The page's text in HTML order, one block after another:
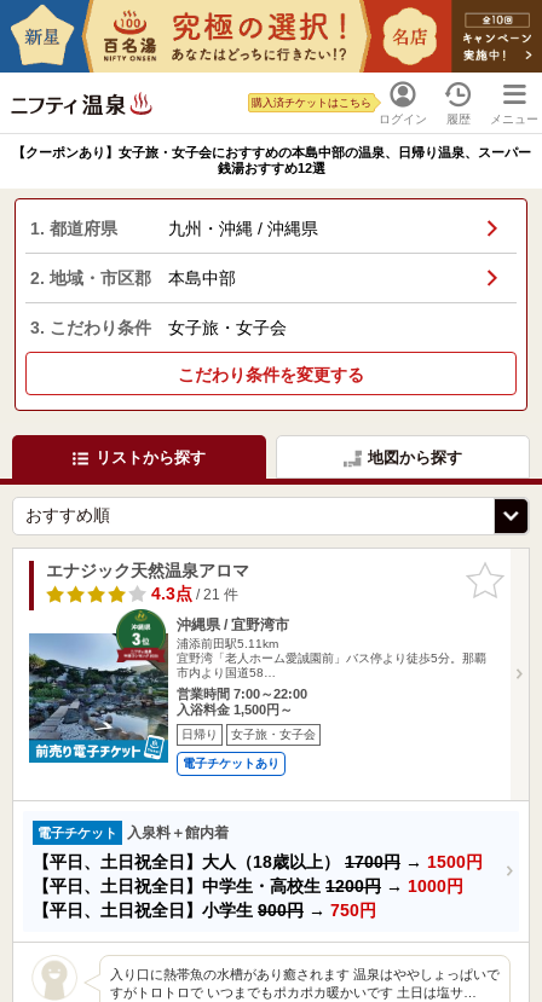
ログイン
購入済チケットはこちら
履歴 メニュー
【クーポンあり】女子旅・女子会におすすめの本島中部の温泉、日帰り温泉、スーパー
銭湯おすすめ12選
1. 都道府県 九州・沖縄 / 沖縄県
2. 地域・市区郡 本島中部
3. こだわり条件 女子旅・女子会
こだわり条件を変更する
リストから探す 地図から探す
お気に入
りに追加
エナジック天然温泉アロマ
4.3点/ 21 件
沖縄県 / 宜野湾市
浦添前田駅5.11km
宜野湾「老人ホーム愛誠園前」バス停より徒歩5分。那覇
市内より国道58…
営業時間 7:00～22:00
入浴料金 1,500円～
日帰り 女子旅・女子会
電子チケットあり
電子チケット 入泉料＋館内着
【平日、土日祝全日】大人（18歳以上） 1700円 → 1500円
【平日、土日祝全日】中学生・高校生 1200円 → 1000円
【平日、土日祝全日】小学生 900円 → 750円
入り口に熱帯魚の水槽があり癒されます 温泉はややしょっぱいで
すがトロトロで いつまでもポカポカ暖かいです 土日は塩サ…